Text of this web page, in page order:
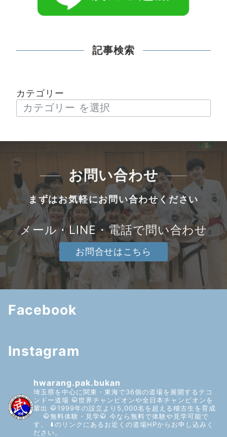
記事検索
カテゴリー
お問い合わせ
まずはお気軽にお問い合わせください
メール・LINE・電話で問い合わせ
お問合せはこちら
Facebook
Instagram
hwarang.pak.bukan
埼玉県を中心に関東・東海で36個の道場を展開するテコ
ンドー道場 🥋世界チャンピオンや全日本チャンピオンを
輩出 🥋1999年の設立より5,000名を超える稽古生を育成
🥋無料体験・見学🥋 今なら無料で体験や見学可能で
す。
⬇️のリンクにあるお近くの道場HPからお申し込みく
ださい。